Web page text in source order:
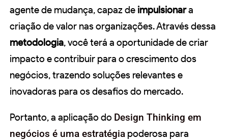
agente de mudança, capaz de impulsionara
criação de valor nas organizações. Através dessa
metodologia, você terá a oportunidade de criar
impacto e contribuir para o crescimento dos
negócios, trazendo soluções relevantes e
inovadoras para os desafios do mercado.
Portanto, a aplicação do Design Thinking em
negócios é uma estratégia poderosa para